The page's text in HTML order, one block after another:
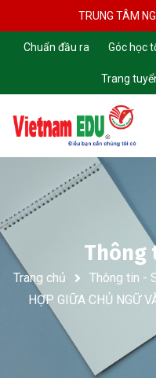
TRUNG TÂM
Chuẩn đầu ra Góc học
Trang
Thông
Trang chủ Thông tin -
HỢP GIỮA CHỦ NGỮ